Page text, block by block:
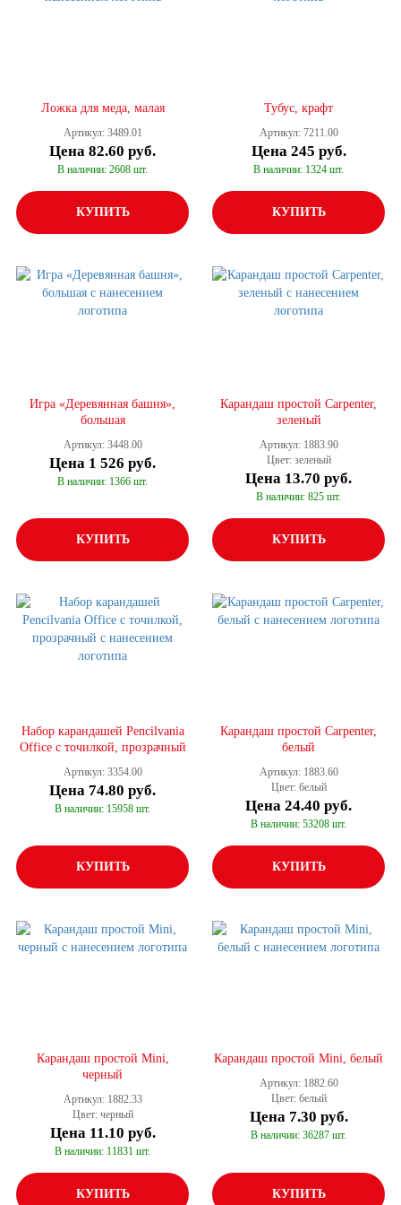
Ложка для меда, малая
Артикул: 3489.01
Цена 82.60 руб.
В наличии: 2608 шт.
КУПИТЬ
Тубус, крафт
Артикул: 7211.00
Цена 245 руб.
В наличии: 1324 шт.
КУПИТЬ
Игра «Деревянная башня»,
большая
Артикул: 3448.00
Цена 1 526 руб.
В наличии: 1366 шт.
КУПИТЬ
Карандаш простой Carpenter,
зеленый
Артикул: 1883.90
Цвет: зеленый
Цена 13.70 руб.
В наличии: 825 шт.
КУПИТЬ
Набор карандашей Pencilvania
Office с точилкой, прозрачный
Артикул: 3354.00
Цена 74.80 руб.
В наличии: 15958 шт.
КУПИТЬ
Карандаш простой Carpenter,
белый
Артикул: 1883.60
Цвет: белый
Цена 24.40 руб.
В наличии: 53208 шт.
КУПИТЬ
Карандаш простой Mini,
черный
Артикул: 1882.33
Цвет: черный
Цена 11.10 руб.
В наличии: 11831 шт.
КУПИТЬ
Карандаш простой Mini, белый
Артикул: 1882.60
Цвет: белый
Цена 7.30 руб.
В наличии: 36287 шт.
КУПИТЬ